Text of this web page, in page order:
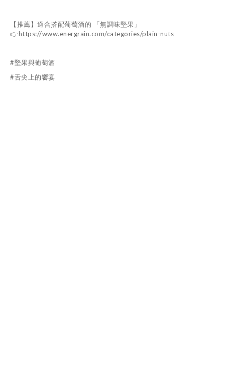
【推薦】適合搭配葡萄酒的 「無調味堅果」
👉https://www.energrain.com/categories/plain-nuts
#堅果與葡萄酒
#舌尖上的饗宴